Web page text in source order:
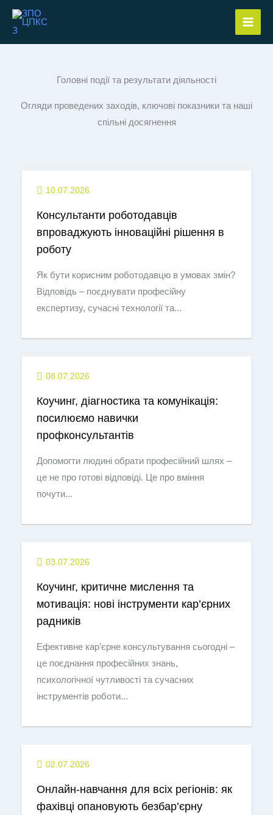
Перейти
Головні події та результати діяльності
Огляди проведених заходів, ключові показники та наші
спільні досягнення
10.07.2026
Консультанти роботодавців
впроваджують інноваційні рішення в
роботу
Як бути корисним роботодавцю в умовах змін?
Відповідь – поєднувати професійну
експертизу, сучасні технології та...
08.07.2026
Коучинг, діагностика та комунікація:
посилюємо навички
профконсультантів
Допомогти людині обрати професійний шлях –
це не про готові відповіді. Це про вміння
почути...
03.07.2026
Коучинг, критичне мислення та
мотивація: нові інструменти кар’єрних
радників
Ефективне кар’єрне консультування сьогодні –
це поєднання професійних знань,
психологічної чутливості та сучасних
інструментів роботи...
02.07.2026
Онлайн-навчання для всіх регіонів: як
фахівці опановують безбар’єрну